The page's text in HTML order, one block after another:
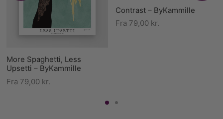
More Spaghetti, Less
Upsetti – ByKammille
Fra 79,00 kr.
Contrast – ByKammille
Fra 79,00 kr.